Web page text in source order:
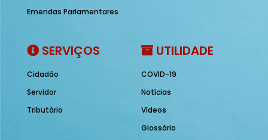
Emendas Parlamentares
SERVIÇOS
Cidadão
Servidor
Tributário
UTILIDADE
COVID-19
Notícias
Vídeos
Glossário